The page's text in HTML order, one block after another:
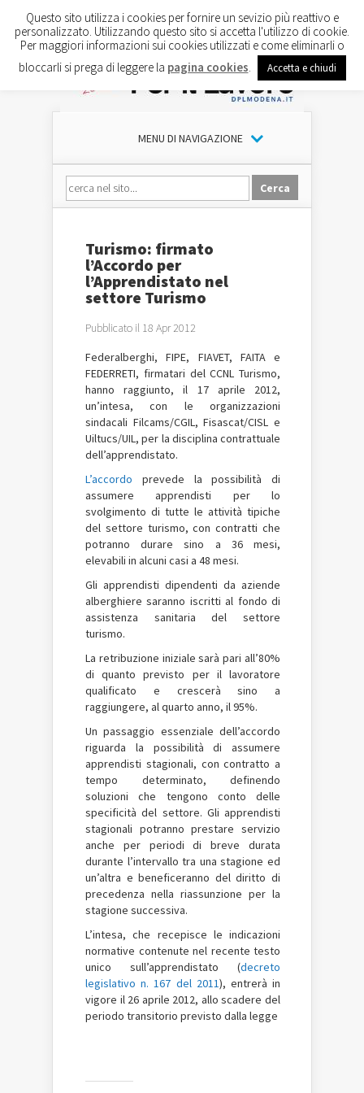
MENU DI NAVIGAZIONE
Turismo: firmato
l’Accordo per
l’Apprendistato nel
settore Turismo
Pubblicato il 18 Apr 2012
Federalberghi, FIPE, FIAVET, FAITA e
FEDERRETI, firmatari del CCNL Turismo,
hanno raggiunto, il 17 aprile 2012,
un’intesa, con le organizzazioni
sindacali Filcams/CGIL, Fisascat/CISL e
Uiltucs/UIL, per la disciplina contrattuale
dell’apprendistato.
L’accordo prevede la possibilità di
assumere apprendisti per lo
svolgimento di tutte le attività tipiche
del settore turismo, con contratti che
potranno durare sino a 36 mesi,
elevabili in alcuni casi a 48 mesi.
Gli apprendisti dipendenti da aziende
alberghiere saranno iscritti al fondo di
assistenza sanitaria del settore
turismo.
La retribuzione iniziale sarà pari all’80%
di quanto previsto per il lavoratore
qualificato e crescerà sino a
raggiungere, al quarto anno, il 95%.
Un passaggio essenziale dell’accordo
riguarda la possibilità di assumere
apprendisti stagionali, con contratto a
tempo determinato, definendo
soluzioni che tengono conto delle
specificità del settore. Gli apprendisti
stagionali potranno prestare servizio
anche per periodi di breve durata
durante l’intervallo tra una stagione ed
un’altra e beneficeranno del diritto di
precedenza nella riassunzione per la
stagione successiva.
L’intesa, che recepisce le indicazioni
normative contenute nel recente testo
unico sull’apprendistato (decreto
legislativo n. 167 del 2011), entrerà in
vigore il 26 aprile 2012, allo scadere del
periodo transitorio previsto dalla legge
Questo sito utilizza i cookies per fornire un sevizio più reattivo e
personalizzato. Utilizzando questo sito si accetta l'utilizzo di cookie.
Per maggiori informazioni sui cookies utilizzati e come eliminarli o
bloccarli si prega di leggere la pagina cookies Accetta e chiudi